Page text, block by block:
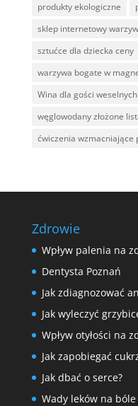
produkty ekologiczne
sklep internetowy
sztućce dla dziecka ceny
warzywa bogate w
Wina dla gości weselnych
węglowodany złożone
ćwiczenia wzmacniające
Zdrowie
Wpływ palenia na
Dentysta Poznań
Jak zdiagnozować
Jak wyleczyć
Wpływ otyłości na
Jak zapobiegać
Jak dbać o serce?
Wady leków na